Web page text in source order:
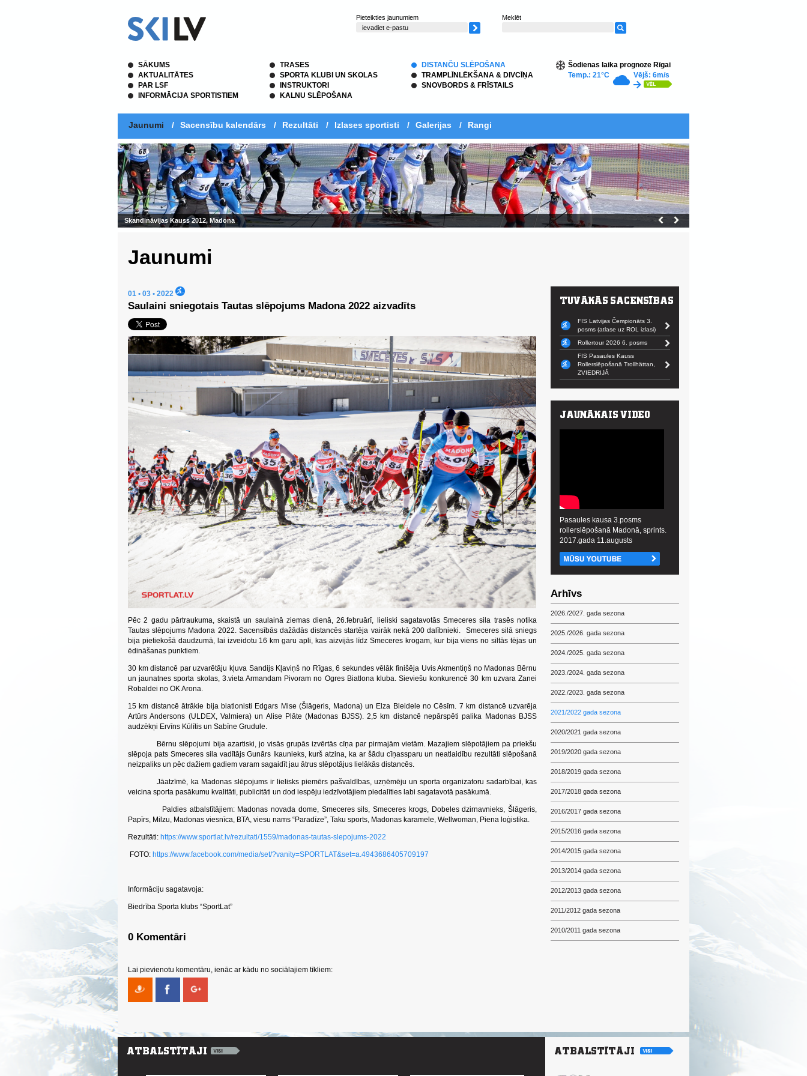
Pieteikties jaunumiem Meklēt
SĀKUMS
AKTUALITĀTES
PAR LSF
INFORMĀCIJA SPORTISTIEM
TRASES
SPORTA KLUBI UN SKOLAS
INSTRUKTORI
KALNU SLĒPOŠANA
DISTANČU SLĒPOŠANA
TRAMPLĪNLĒKŠANA & DIVCĪŅA
SNOVBORDS & FRĪSTAILS
Šodienas laika prognoze Rīgai
Temp.: 21°C
Vējš: 6m/s
Jaunumi / Sacensību kalendārs / Rezultāti / Izlases sportisti / Galerijas / Rangi
Skandināvijas Kauss 2012, Madona
Jaunumi
01 • 03 • 2022
Saulaini sniegotais Tautas slēpojums Madona 2022 aizvadīts
Pēc 2 gadu pārtraukuma,skaistā un saulainā ziemas dienā, 26.februārī, lieliski sagatavotās Smeceres sila trasēs notika
Tautas slēpojums Madona 2022. Sacensībās dažādās distancēs startēja vairāk nekā 200 dalībnieki. Smeceres silā sniegs
bija pietiekošā daudzumā, lai izveidotu 16 km garu apli, kas aizvijās līdz Smeceres krogam, kur bija viens no siltās tējas un
ēdināšanas punktiem.
30 km distancē par uzvarētāju kļuva Sandijs Kļaviņš no Rīgas, 6 sekundes vēlāk finišēja Uvis Akmentiņš no Madonas Bērnu
un jaunatnes sporta skolas, 3.vieta Armandam Pivoram no Ogres Biatlona kluba. Sieviešu konkurencē 30 km uzvara Zanei
Robaldei no OK Arona.
15 km distancē ātrākie bija biatlonisti Edgars Mise (Šlāgeris, Madona) un Elza Bleidele no Cēsīm. 7 km distancē uzvarēja
Artūrs Andersons (ULDEX, Valmiera) un Alise Plāte (Madonas BJSS). 2,5 km distancē nepārspēti palika Madonas BJSS
audzēkņi Ervīns Kūlītis un Sabīne Grudule.
Bērnu slēpojumi bija azartiski, jo visās grupās izvērtās cīņa par pirmajām vietām. Mazajiem slēpotājiem pa priekšu
slēpoja pats Smeceres sila vadītājs Gunārs Ikaunieks, kurš atzina, ka ar šādu cīņassparu un neatlaidību rezultāti slēpošanā
neizpaliks un pēc dažiem gadiem varam sagaidīt jau ātrus slēpotājus lielākās distancēs.
Jāatzīmē, ka Madonas slēpojums ir lielisks piemērs pašvaldības, uzņēmēju un sporta organizatoru sadarbībai, kas
veicina sporta pasākumu kvalitāti, publicitāti un dod iespēju iedzīvotājiem piedalīties labi sagatavotā pasākumā.
Paldies atbalstītājiem: Madonas novada dome, Smeceres sils, Smeceres krogs, Dobeles dzirnavnieks, Šlāgeris,
Papīrs, Milzu, Madonas viesnīca, BTA, viesu nams “Paradīze”, Taku sports, Madonas karamele, Wellwoman, Piena loģistika.
Rezultāti: https://www.sportlat.lv/rezultati/1559/madonas-tautas-slepojums-2022
FOTO: https://www.facebook.com/media/set/?vanity=SPORTLAT&set=a.4943686405709197
Informāciju sagatavoja:
Biedrība Sporta klubs “SportLat”
0 Komentāri
Lai pievienotu komentāru, ienāc ar kādu no sociālajiem tīkliem:
FIS Latvijas Čempionāts 3.
posms (atlase uz ROL izlasi)
Rollertour 2026 6. posms
FIS Pasaules Kauss
Rollerslēpošanā Trollhättan,
ZVIEDRIJĀ
Pasaules kausa 3.posms
rollerslēpošanā Madonā, sprints.
2017.gada 11.augusts
Arhīvs
2026./2027. gada sezona
2025./2026. gada sezona
2024./2025. gada sezona
2023./2024. gada sezona
2022./2023. gada sezona
2021/2022 gada sezona
2020/2021 gada sezona
2019/2020 gada sezona
2018/2019 gada sezona
2017/2018 gada sezona
2016/2017 gada sezona
2015/2016 gada sezona
2014/2015 gada sezona
2013/2014 gada sezona
2012/2013 gada sezona
2011/2012 gada sezona
2010/2011 gada sezona